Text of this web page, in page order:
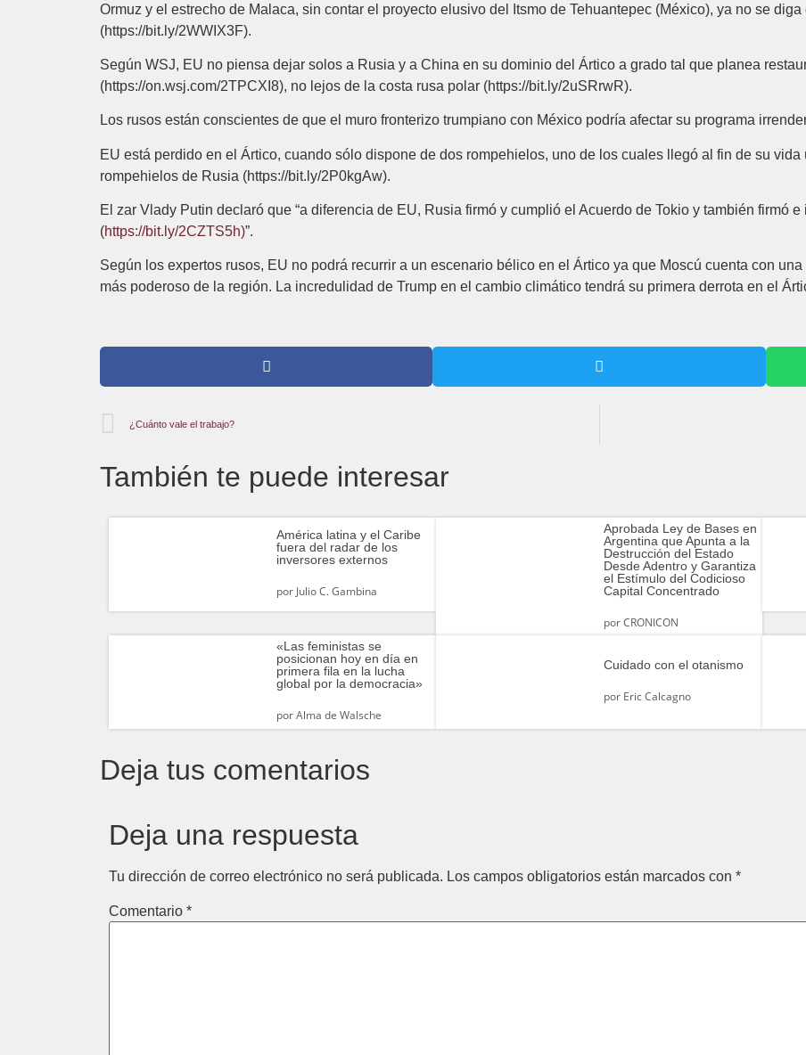
Ormuz y el estrecho de Malaca, sin contar el proyecto elusivo del Itsmo de Tehuantepec (México), ya no se
(https://bit.ly/2WWIX3F).
Según WSJ, EU no piensa dejar solos a Rusia y a China en su dominio del Ártico a grado tal que planea
(https://on.wsj.com/2TPCXI8), no lejos de la costa rusa polar (https://bit.ly/2uSRrwR).
Los rusos están conscientes de que el muro fronterizo trumpiano con México podría afectar su programa
EU está perdido en el Ártico, cuando sólo dispone de dos rompehielos, uno de los cuales llegó al fin de su
rompehielos de Rusia (https://bit.ly/2P0kgAw).
El zar Vlady Putin declaró que “a diferencia de EU, Rusia firmó y cumplió el Acuerdo de Tokio y también firmó
(https://bit.ly/2CZTS5h)”.
Según los expertos rusos, EU no podrá recurrir a un escenario bélico en el Ártico ya que Moscú cuenta con
más poderoso de la región. La incredulidad de Trump en el cambio climático tendrá su primera derrota en el
¿Cuánto vale el trabajo?
También te puede interesar
América latina y el Caribe
fuera del radar de los
inversores externos
por Julio C. Gambina
Aprobada Ley de Bases en
Argentina que Apunta a la
Destrucción del Estado
Desde Adentro y Garantiza
el Estímulo del Codicioso
Capital Concentrado
porCRONICON
«Las feministas se
posicionan hoy en día en
primera fila en la lucha
global por la democracia»
porAlma de Walsche
Cuidado con el otanismo
porEric Calcagno
Deja tus comentarios
Deja una respuesta
Tu dirección de correo electrónico no será publicada. Los campos obligatorios están marcados con *
Comentario *